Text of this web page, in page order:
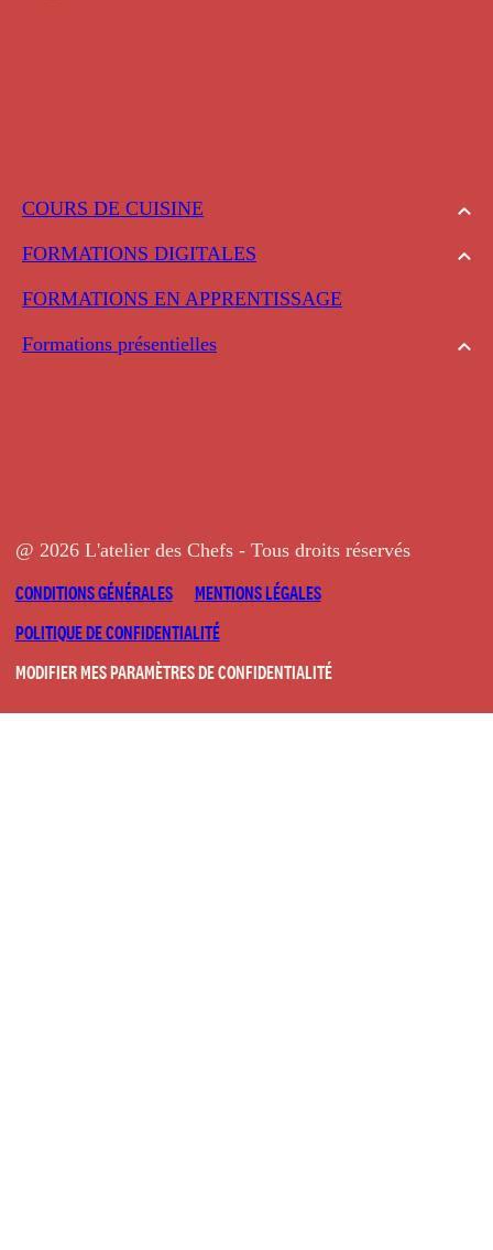
COURS DE CUISINE
FORMATIONS DIGITALES
FORMATIONS EN APPRENTISSAGE
Formations présentielles
@ 2026 L'atelier des Chefs - Tous droits réservés
CONDITIONS GÉNÉRALES
MENTIONS LÉGALES
POLITIQUE DE CONFIDENTIALITÉ
MODIFIER MES PARAMÈTRES DE CONFIDENTIALITÉ